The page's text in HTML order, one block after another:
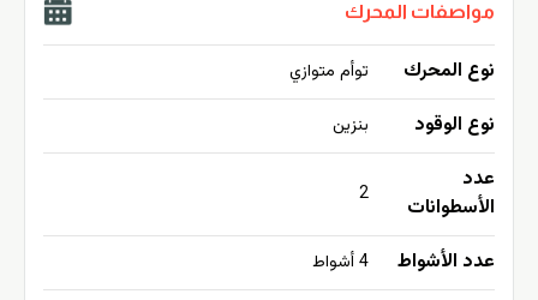
مواصفات المحرك
نوع المحرك توأم متوازي
نوع الوقود بنزين
عدد
الأسطوانات
2
عدد الأشواط 4 أشواط